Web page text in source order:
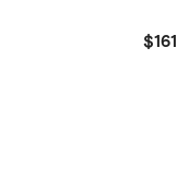
$161